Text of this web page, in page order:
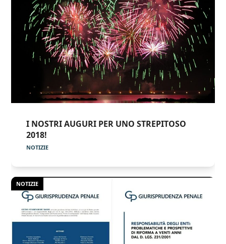
I NOSTRI AUGURI PER UNO STREPITOSO
2018!
NOTIZIE
NOTIZIE